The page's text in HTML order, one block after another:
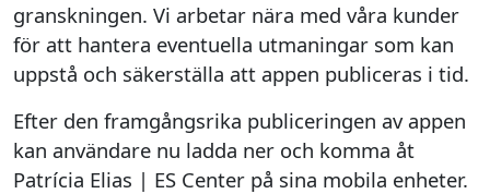
granskningen. Vi arbetar nära med våra kunder
för att hantera eventuella utmaningar som kan
uppstå och säkerställa att appen publiceras i tid.
Efter den framgångsrika publiceringen av appen
kan användare nu ladda ner och komma åt
Patrícia Elias | ES Center på sina mobila enheter.